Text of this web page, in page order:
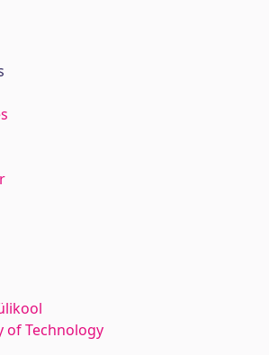
of Technology